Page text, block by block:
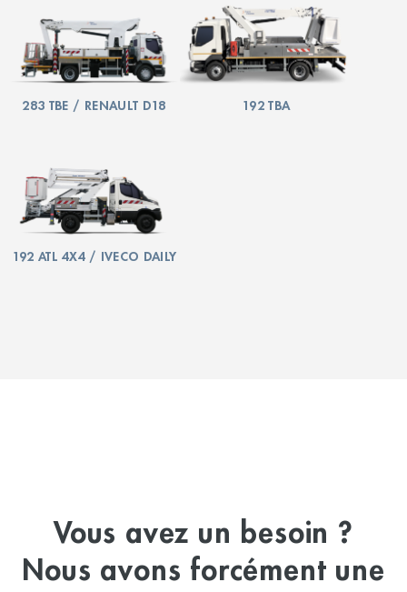
283 TBE / RENAULT D18 192 TBA
192 ATL 4X4 / IVECO DAILY
Vous avez un besoin ?
Nous avons forcément une